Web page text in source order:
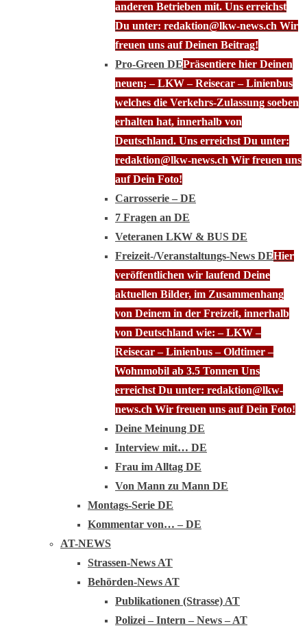
anderen Betrieben mit. Uns erreichst
Du unter: redaktion@lkw-news.ch Wir
freuen uns auf Deinen Beitrag!
Pro-Green DEPräsentiere hier Deinen
neuen; – LKW – Reisecar – Linienbus
welches die Verkehrs-Zulassung soeben
erhalten hat, innerhalb von
Deutschland. Uns erreichst Du unter:
redaktion@lkw-news.ch Wir freuen uns
auf Dein Foto!
Carrosserie – DE
7 Fragen an DE
Veteranen LKW & BUS DE
Freizeit-/Veranstaltungs-News DEHier
veröffentlichen wir laufend Deine
aktuellen Bilder, im Zusammenhang
von Deinem in der Freizeit, innerhalb
von Deutschland wie: – LKW –
Reisecar – Linienbus – Oldtimer –
Wohnmobil ab 3.5 Tonnen Uns
erreichst Du unter: redaktion@lkw-
news.ch Wir freuen uns auf Dein Foto!
Deine Meinung DE
Interview mit… DE
Frau im Alltag DE
Von Mann zu Mann DE
Montags-Serie DE
Kommentar von… – DE
AT-NEWS
Strassen-News AT
Behörden-News AT
Publikationen (Strasse) AT
Polizei – Intern – News – AT